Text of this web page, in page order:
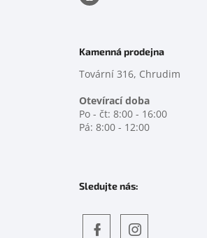
Kamenná prodejna
Tovární 316, Chrudim
Otevírací doba
Po - čt: 8:00 - 16:00
Pá: 8:00 - 12:00
Sledujte nás: